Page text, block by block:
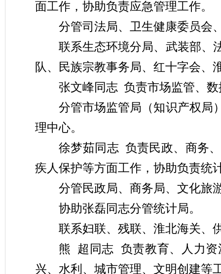
面工作 ，协助负责应急管理工作。
分管司法局、 卫生健康委员会
联系生态环境分局、武装部、
队、 民族宗教事务局、红十字会、
张文峰同志 负责市场监管、 数
分管市场监管局（知识产权局
理中心。
徐梦茹同志 负责民政、 商务、
疾人保护等方面工作 ， 协助负责统
分管民政局、 商务局、 文化旅
协助张磊同志分管统计局。
联系妇联、 残联、 淮北海关、
熊
超 同志 负责教育、
人力
兴、 水利 、城市管理、文明创建等